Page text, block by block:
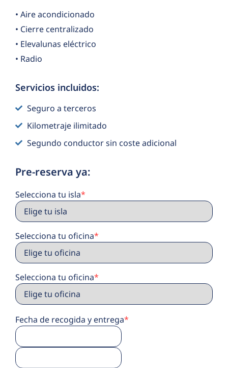
• Aire acondicionado
• Cierre centralizado
• Elevalunas eléctrico
• Radio
Servicios incluidos:
Seguro a terceros
Kilometraje ilimitado
Segundo conductor sin coste adicional
Pre-reserva ya:
Selecciona tu isla*
Selecciona tu oficina*
Selecciona tu oficina*
Fecha de recogida y entrega*